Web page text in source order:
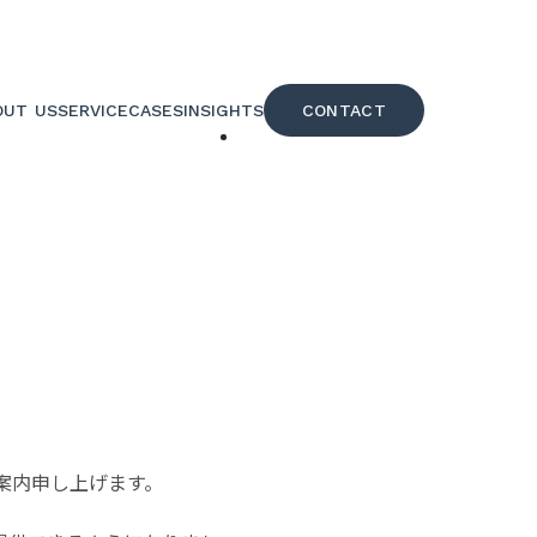
USSERVICECASESINSIGHTS
CONTACT
問い合せ
申し上げます。